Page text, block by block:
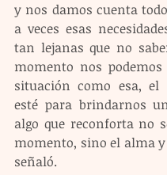
y nos damos cuenta
a veces esas
tan lejanas que no
momento nos
situación como esa, el
esté para brindarnos
algo que reconforta no
momento, sino el alma y
señaló.